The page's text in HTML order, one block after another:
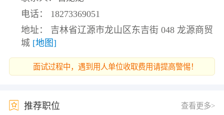
电话： 18273369051
地址： 吉林省辽源市龙山区东吉街 048 龙源商贸
城 [地图]
面试过程中，遇到用人单位收取费用请提高警惕！
推荐职位 查看更多>